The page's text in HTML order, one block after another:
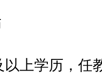
学历，任